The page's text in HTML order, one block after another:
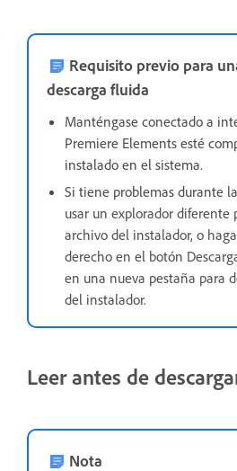
Requisito previo para
descarga fluida
Manténgase conectado a
Premiere Elements esté
instalado en el sistema.
Si tiene problemas durante
usar un explorador diferente
archivo del instalador, o
derecho en el botón
en una nueva pestaña para
del instalador.
Leer antes de
Nota